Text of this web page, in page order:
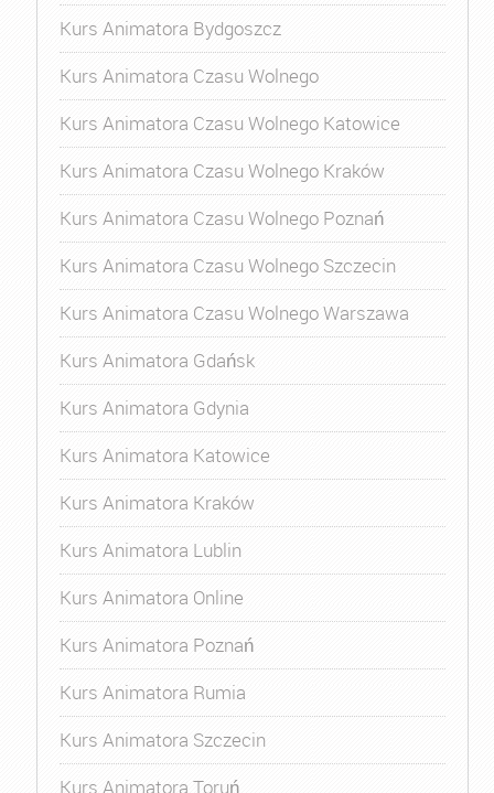
Kurs Animatora Bydgoszcz
Kurs Animatora Czasu Wolnego
Kurs Animatora Czasu Wolnego Katowice
Kurs Animatora Czasu Wolnego Kraków
Kurs Animatora Czasu Wolnego Poznań
Kurs Animatora Czasu Wolnego Szczecin
Kurs Animatora Czasu Wolnego Warszawa
Kurs Animatora Gdańsk
Kurs Animatora Gdynia
Kurs Animatora Katowice
Kurs Animatora Kraków
Kurs Animatora Lublin
Kurs Animatora Online
Kurs Animatora Poznań
Kurs Animatora Rumia
Kurs Animatora Szczecin
Kurs Animatora Toruń